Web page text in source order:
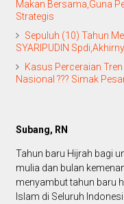
Makan Bersama,Guna
Strategis
Sepuluh (10) Tahun
SYARIPUDIN
Kasus Perceraian
Nasional ??? Simak
Subang, RN
Tahun baru Hijrah bagi
mulia dan bulan
menyambut tahun baru
lslam di Seluruh